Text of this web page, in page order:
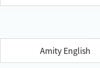
Amity English